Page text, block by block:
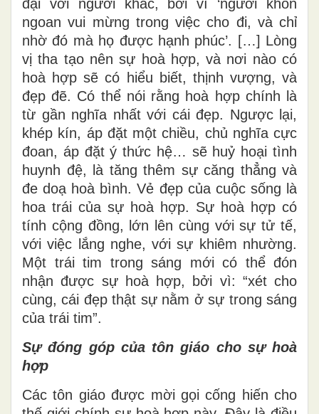
đại với người khác, bởi vì ‘người khôn
ngoan vui mừng trong việc cho đi, và chỉ
nhờ đó mà họ được hạnh phúc’. […] Lòng
vị tha tạo nên sự hoà hợp, và nơi nào có
hoà hợp sẽ có hiểu biết, thịnh vượng, và
đẹp đẽ. Có thể nói rằng hoà hợp chính là
từ gần nghĩa nhất với cái đẹp. Ngược lại,
khép kín, áp đặt một chiều, chủ nghĩa cực
đoan, áp đặt ý thức hệ… sẽ huỷ hoại tình
huynh đệ, là tăng thêm sự căng thẳng và
đe doạ hoà bình. Vẻ đẹp của cuộc sống là
hoa trái của sự hoà hợp. Sự hoà hợp có
tính cộng đồng, lớn lên cùng với sự tử tế,
với việc lắng nghe, với sự khiêm nhường.
Một trái tim trong sáng mới có thể đón
nhận được sự hoà hợp, bởi vì: “xét cho
cùng, cái đẹp thật sự nằm ở sự trong sáng
của trái tim”.
Sự đóng góp của tôn giáo cho sự hoà
hợp
Các tôn giáo được mời gọi cống hiến cho